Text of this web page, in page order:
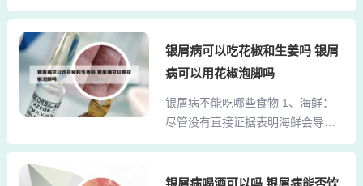
不会立即导致病情加重，但牛肉
可能因螨虫滋生加重瘙痒，竹纤维
接缝处的毛刺会磨损银屑病患处。
建议选择水洗牛皮席或经过高温碳
化的亚麻席，日常配合除螨仪每周
清洁。 腰椎病患者 过硬的藤席会改
变脊柱生理曲度，...
要抽烟喝酒。不要焦虑、生气，注
的食物牛皮癣患者要尽量少吃，鱼
虾类水产品或海鲜应慎食，烟酒对
会加重牛皮癣病情，牛皮癣早期要
及时的治疗才重要，以防病情恶
化。牛皮癣的病人在吃糖的时候也
是十分不好的。2、其次，饮食的调
银屑病可以吃花椒和生姜吗 银屑
病可以用花椒泡脚吗
银屑病不能吃哪些食物 1、海鲜：
尽管没有直接证据表明海鲜会导致
银屑病，但某些人可能对海鲜过
怀疑海鲜可能引发症状，应避免食
银屑病喝酒可以吗 银屑病能否饮